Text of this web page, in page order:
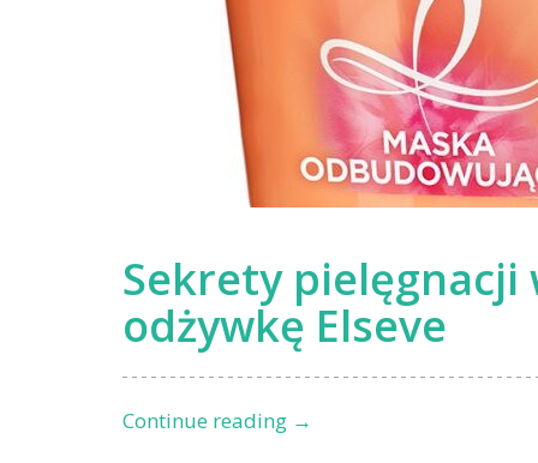
Sekrety pielęgnacji
odżywkę Elseve
Continue reading Sekrety
→